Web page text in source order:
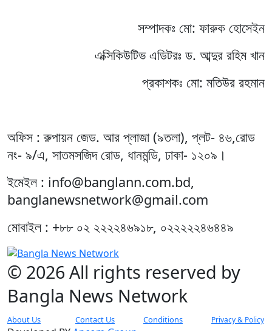
সম্পাদকঃ মো: ফারুক হোসেইন
এক্সিকিউটিভ এডিটরঃ ড. আব্দুর রহিম খান
প্রকাশকঃ মো: মতিউর রহমান
অফিস : রুপায়ন জেড. আর প্লাজা (৯তলা), প্লট- ৪৬,রোড
নং- ৯/এ, সাতমসজিদ রোড, ধানমন্ডি, ঢাকা- ১২০৯।
ইমেইল : info@banglann.com.bd,
banglanewsnetwork@gmail.com
মোবাইল : +৮৮ ০২ ২২২২৪৬৯১৮, ০২২২২২৪৬৪৪৯
© 2026 All rights reserved by
Bangla News Network
About Us Contact Us Conditions Privacy & Policy